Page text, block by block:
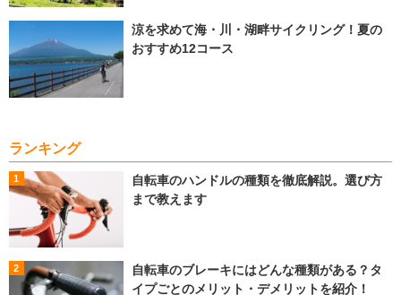
涼を求めて海・川・湖畔サイクリング！夏の
おすすめ12コース
ランキング
自転車のハンドルの種類を徹底解説。選び方
まで教えます
自転車のブレーキにはどんな種類がある？タ
イプごとのメリット・デメリットを紹介！